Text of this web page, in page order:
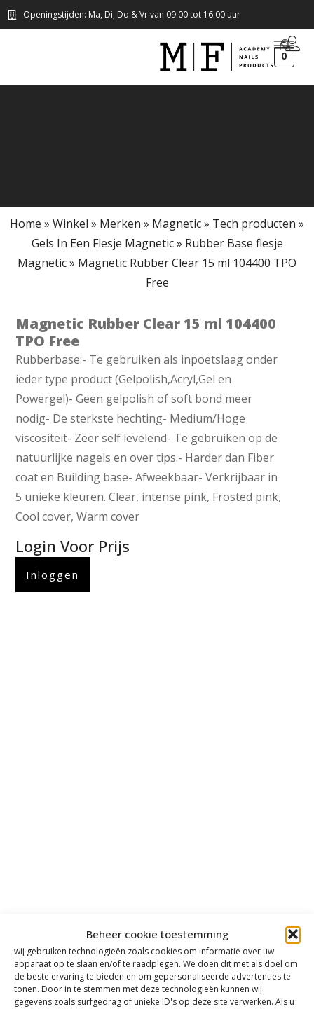
Beheer cookie toestemming
wij gebruiken technologieën zoals cookies om informatie over uw
apparaat op te slaan en/of te raadplegen. We doen dit met als doel om
de beste ervaring te bieden en om gepersonaliseerde advertenties te
tonen. Door in te stemmen met deze technologieën kunnen wij
gegevens zoals surfgedrag of unieke ID's op deze site verwerken. Als u
Openingstijden: Ma, Di, Do & Vr van 09.00 tot 16.00 uur
0
Home » Winkel » Merken » Magnetic» Tech producten »
Gels In Een Flesje Magnetic» Rubber Base flesje
Magnetic» Magnetic Rubber Clear 15 ml 104400 TPO
Free
Magnetic Rubber Clear 15 ml 104400
TPO Free
Rubberbase:- Te gebruiken als inpoetslaag onder
ieder type product (Gelpolish,Acryl,Gel en
Powergel)- Geen gelpolish of soft bond meer
nodig- De sterkste hechting- Medium/Hoge
viscositeit- Zeer self levelend- Te gebruiken op de
natuurlijke nagels en over tips.- Harder dan Fiber
coat en Building base- Afweekbaar- Verkrijbaar in
5 unieke kleuren. Clear, intense pink, Frosted pink,
Cool cover, Warm cover
Login Voor Prijs
Inloggen